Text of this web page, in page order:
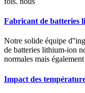
Fabricant de batteries
Notre solide équipe
de batteries lithium-ion
normales mais
Impact des